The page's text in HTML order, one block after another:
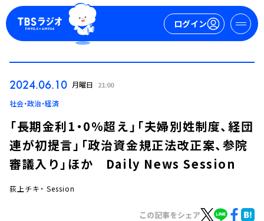
ログイン
2024.06.10 月曜日 21:00
社会・政治・経済
「長期金利1・0％超え」「夫婦別姓制度、経団
連が初提言」「政治資金規正法改正案、参院
審議入り」ほか Daily News Session
荻上チキ・ Session
この記事をシェア